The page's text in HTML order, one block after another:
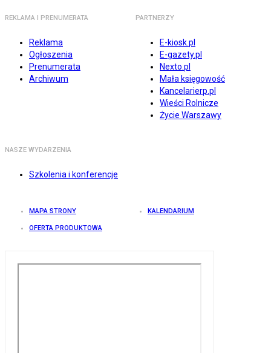
REKLAMA I PRENUMERATA
Reklama
Ogłoszenia
Prenumerata
Archiwum
PARTNERZY
E-kiosk.pl
E-gazety.pl
Nexto.pl
Mała księgowość
Kancelarierp.pl
Wieści Rolnicze
Życie Warszawy
NASZE WYDARZENIA
Szkolenia i konferencje
MAPA STRONY KALENDARIUM
OFERTA PRODUKTOWA